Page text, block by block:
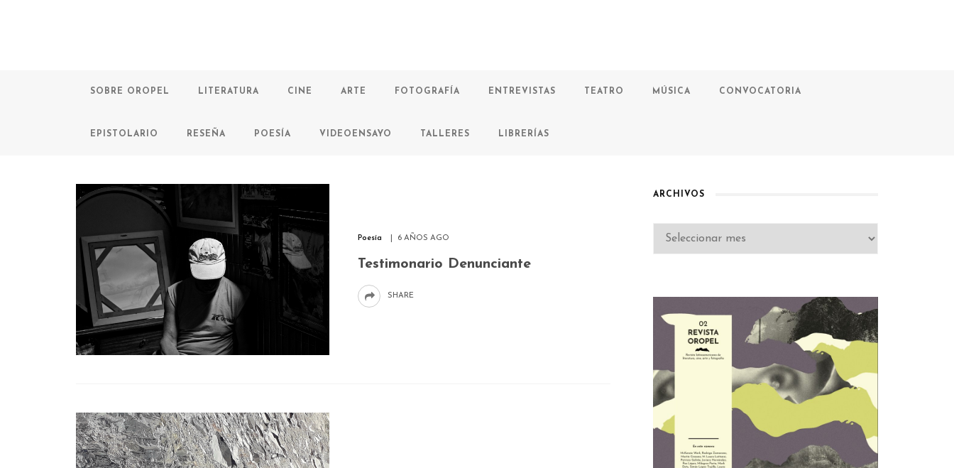
SOBRE OROPEL LITERATURA CINE ARTE FOTOGRAFÍA ENTREVISTAS TEATRO MÚSICA CONVOCATORIA
EPISTOLARIO RESEÑA POESÍA VIDEOENSAYO TALLERES LIBRERÍAS
Poesía 6 AÑOS AGO
Testimonario Denunciante
SHARE
ARCHIVOS